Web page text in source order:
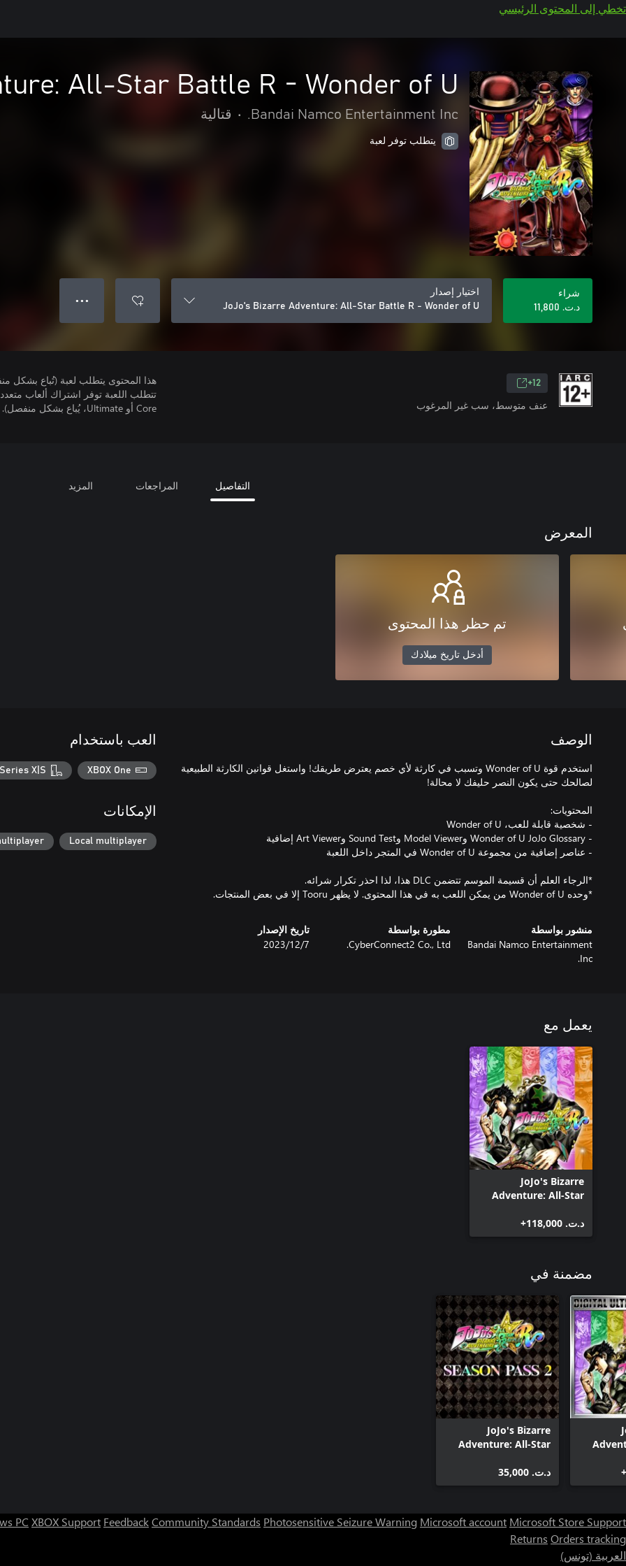
تخطي إلى المحتوى الرئيسي
All-Star Battle R - Wonder of U
Bandai Namco Entertainment Inc.
• قتالية
يتطلب توفر لعبة
شراء
د.ت.‏ 11,800
اختيار إصدار
JoJo's Bizarre Adventure: All-Star Battle R - Wonder of U
● ● ●
12+
عنف متوسط، سب غير المرغوب
هذا المحتوى يتطلب لعبة (تُباع بشكل
Core أو Ultimate، يُباع بشكل منفصل).
التفاصيل المراجعات المزيد
المعرض
تم حظر هذا المحتوى
أدخل تاريخ ميلادك
الوصف
استخدم قوة Wonder of U وتسبب في كارثة لأي خصم يعترض طريقك! واستغل قوانين الكارثة الطبيعية
*وحده Wonder of U من يمكن اللعب به في هذا المحتوى. لا يظهر Tooru إلا في بعض المنتجات.
منشور بواسطة
Bandai Namco Entertainment
Inc.
مطورة بواسطة
CyberConnect2 Co., Ltd.
تاريخ الإصدار
7‏/12‏/2023
العب باستخدام
XBOX One
X|S
الإمكانات
Local multiplayer
يعمل مع
JoJo's Bizarre
Adventure: All-Star
د.ت.‏ 118,000+
مضمنة في
JoJo's Bizarre
Adventure: All-Star
2
د.ت.‏ 35,000
PC XBOX Support FeedbackCommunity Standards Photosensitive Seizure Warning Microsoft account Microsoft Store Support
Returns Orders tracking
العربية (تونس)